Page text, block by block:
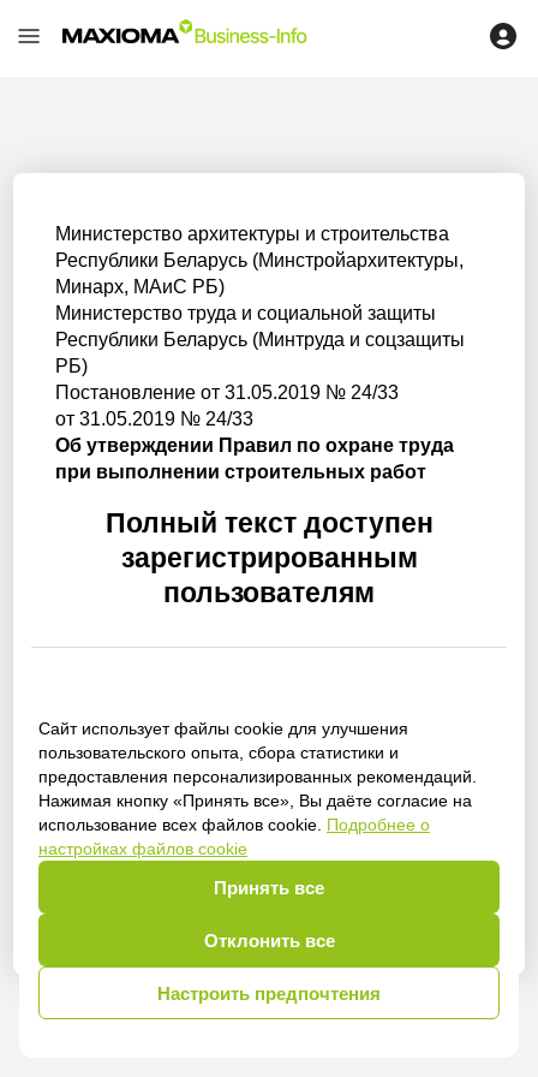
Сайт использует файлы cookie для улучшения
пользовательского опыта, сбора статистики и
предоставления персонализированных рекомендаций.
Нажимая кнопку «Принять все», Вы даёте согласие на
использование всех файлов cookie. Подробнее о
настройках файлов cookie
Принять все
Отклонить все
Настроить предпочтения
Министерство архитектуры и строительства
Республики Беларусь (Минстройархитектуры,
Минарх, МАиС РБ)
Министерство труда и социальной защиты
Республики Беларусь (Минтруда и соцзащиты
РБ)
Постановление от 31.05.2019 № 24/33
от 31.05.2019 № 24/33
Об утверждении Правил по охране труда
при выполнении строительных работ
Полный текст доступен
зарегистрированным
пользователям
Получить доступ
Войти